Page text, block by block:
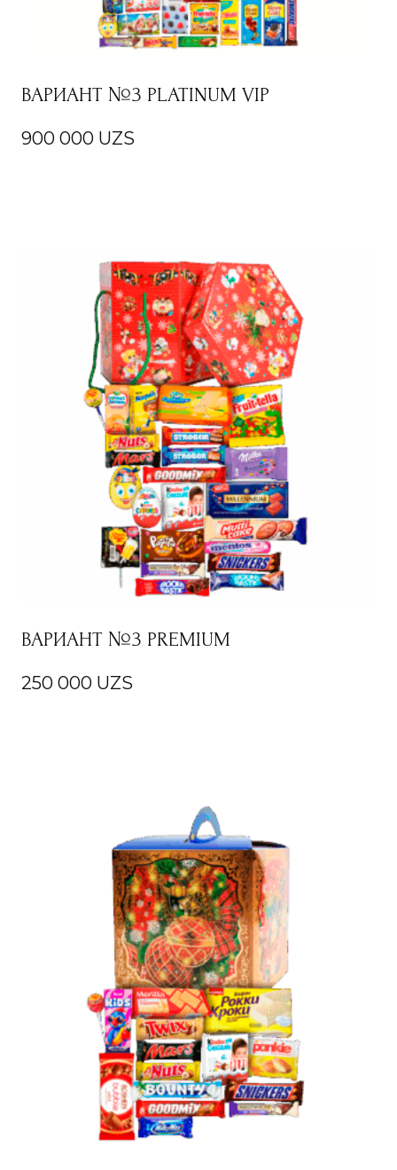
ВАРИАНТ №3 PLATINUM VIP
900 000 UZS
ВАРИАНТ №3 PREMIUM
250 000 UZS